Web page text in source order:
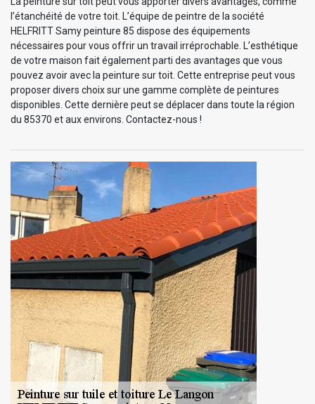
l’étanchéité de votre toit. L’équipe de peintre de la société
HELFRITT Samy peinture 85 dispose des équipements
nécessaires pour vous offrir un travail irréprochable. L’esthétique
de votre maison fait également parti des avantages que vous
pouvez avoir avec la peinture sur toit. Cette entreprise peut vous
proposer divers choix sur une gamme complète de peintures
disponibles. Cette dernière peut se déplacer dans toute la région
du 85370 et aux environs. Contactez-nous !